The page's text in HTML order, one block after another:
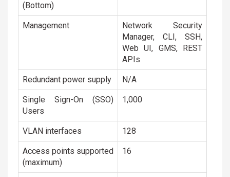
(Bottom)
Management
Network Security
Manager, CLI, SSH,
Web UI, GMS, REST
APIs
Redundant power supply N/A
Single Sign-On (SSO)
Users
1,000
VLAN interfaces 128
Access points supported
(maximum)
16